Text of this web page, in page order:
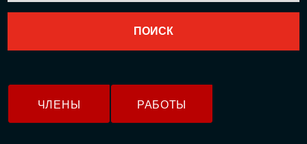
ЧЛЕНЫ РАБОТЫ